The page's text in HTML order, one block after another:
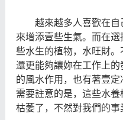
越來越多人喜歡在自
來增添壹些生氣。而在
些水生的植物，水旺財。
還更能夠讓妳在工作上
的風水作用，也有著壹
需要註意的是，這些水
枯萎了，不然對我們的事